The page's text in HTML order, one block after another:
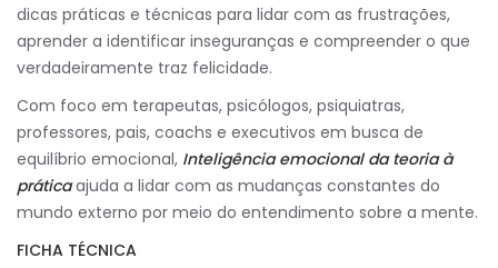
dicas práticas e técnicas para lidar com as frustrações,
aprender a identificar inseguranças e compreender o que
verdadeiramente traz felicidade.
Com foco em terapeutas, psicólogos, psiquiatras,
professores, pais, coachs e executivos em busca de
equilíbrio emocional, Inteligência emocional da teoria à
práticaajuda a lidar com as mudanças constantes do
mundo externo por meio do entendimento sobre a mente.
FICHA TÉCNICA